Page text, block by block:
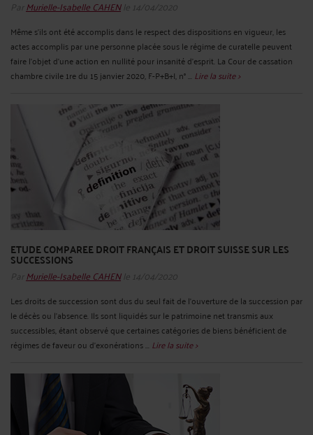
Par Murielle-Isabelle CAHENle 14/04/2020
Même s’ils ont été accomplis dans le respect des dispositions en vigueur, les
actes accomplis par une personne placée sous le régime de curatelle peuvent
faire l’objet d’une action en nullité pour insanité d’esprit. La Cour de cassation
chambre civile 1re du 15 janvier 2020, F-P+B+I, n° ... Lire la suite >
ETUDE COMPAREE DROIT FRANÇAIS ET DROIT SUISSE SUR LES
SUCCESSIONS
Par Murielle-Isabelle CAHENle 14/04/2020
Les droits de succession sont dus du seul fait de l’ouverture de la succession par
le décès ou l’absence. Ils sont liquidés sur le patrimoine net transmis aux
successibles, étant observé que certaines catégories de biens bénéficient de
régimes de faveur ou d’exonérations ... Lire la suite >